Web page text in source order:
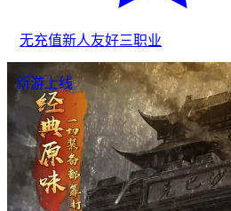
无充值新人友好三职业
新游上线